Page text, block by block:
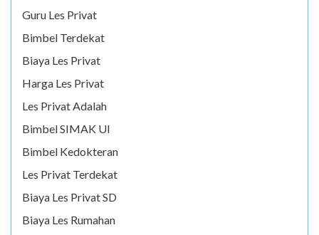
Guru Les Privat
Bimbel Terdekat
Biaya Les Privat
Harga Les Privat
Les Privat Adalah
Bimbel SIMAK UI
Bimbel Kedokteran
Les Privat Terdekat
Biaya Les Privat SD
Biaya Les Rumahan